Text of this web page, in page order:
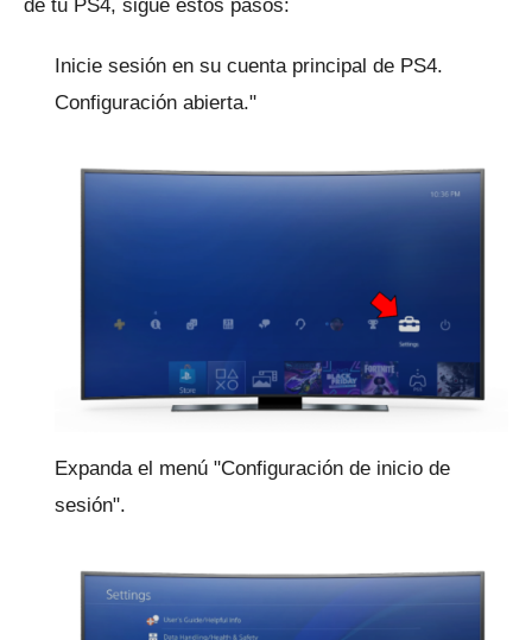
de tu PS4, sigue estos pasos:
Inicie sesión en su cuenta principal de PS4.
Configuración abierta."
Expanda el menú "Configuración de inicio de
sesión".